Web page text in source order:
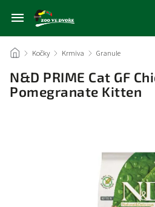
/ Kočky / Krmiva / Granule
N&D PRIME Cat GF
Pomegranate Kitten